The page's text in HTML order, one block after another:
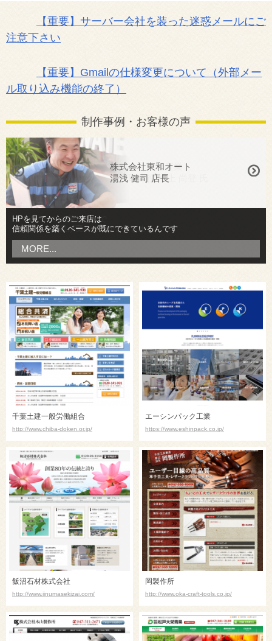
【重要】サーバー会社を装った迷惑メールにご
注意下さい
【重要】Gmailの仕様変更について（外部メー
ル取り込み機能の終了）
制作事例・お客様の声
ホームページの善し悪しで
こんなにも成果が変わるのかと驚きました
株式会社根上産業
代表取締役 根上 尚登 氏
MORE...
HPを見てからのご来店は
信頼関係を築くベースが既にできているんです
株式会社東和オート
湯浅 健司 店長
MORE...
千葉土建一般労働組合
http://www.chiba-doken.or.jp/
エーシンパック工業
https://www.eshinpack.co.jp/
飯沼石材株式会社
http://www.iinumasekizai.com/
岡製作所
http://www.oka-craft-tools.co.jp/